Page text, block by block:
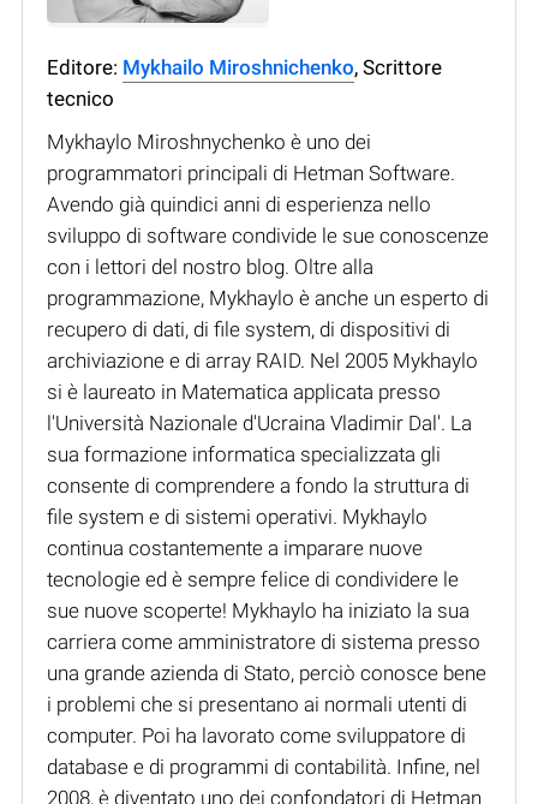
Editore: Mykhailo Miroshnichenko, Scrittore
tecnico
Mykhaylo Miroshnychenko è uno dei
programmatori principali di Hetman Software.
Avendo già quindici anni di esperienza nello
sviluppo di software condivide le sue conoscenze
con i lettori del nostro blog. Oltre alla
programmazione, Mykhaylo è anche un esperto di
recupero di dati, di file system, di dispositivi di
archiviazione e di array RAID. Nel 2005 Mykhaylo
si è laureato in Matematica applicata presso
l'Università Nazionale d'Ucraina Vladimir Dal'. La
sua formazione informatica specializzata gli
consente di comprendere a fondo la struttura di
file system e di sistemi operativi. Mykhaylo
continua costantemente a imparare nuove
tecnologie ed è sempre felice di condividere le
sue nuove scoperte! Mykhaylo ha iniziato la sua
carriera come amministratore di sistema presso
una grande azienda di Stato, perciò conosce bene
i problemi che si presentano ai normali utenti di
computer. Poi ha lavorato come sviluppatore di
database e di programmi di contabilità. Infine, nel
2008, è diventato uno dei confondatori di Hetman